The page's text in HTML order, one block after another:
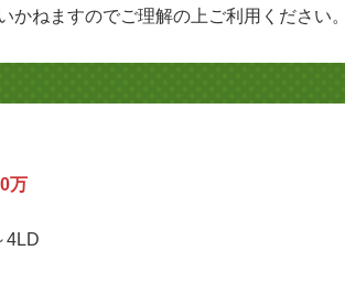
ねますのでご理解の上ご利用ください。
万
4LD